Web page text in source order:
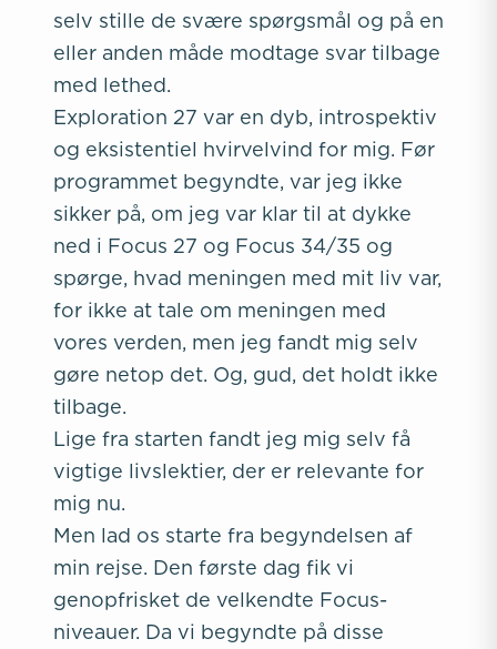
selv stille de svære spørgsmål og på en
eller anden måde modtage svar tilbage
med lethed.
Exploration 27 var en dyb, introspektiv
og eksistentiel hvirvelvind for mig. Før
programmet begyndte, var jeg ikke
sikker på, om jeg var klar til at dykke
ned i Focus 27 og Focus 34/35 og
spørge, hvad meningen med mit liv var,
for ikke at tale om meningen med
vores verden, men jeg fandt mig selv
gøre netop det. Og, gud, det holdt ikke
tilbage.
Lige fra starten fandt jeg mig selv få
vigtige livslektier, der er relevante for
mig nu.
Men lad os starte fra begyndelsen af
min rejse. Den første dag fik vi
genopfrisket de velkendte Focus-
niveauer. Da vi begyndte på disse